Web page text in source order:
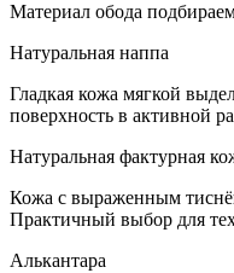
Материал обода
Натуральная наппа
Гладкая кожа мягкой
поверхность в активной
Натуральная фактурная
Кожа с выраженным
Практичный выбор для
Алькантара